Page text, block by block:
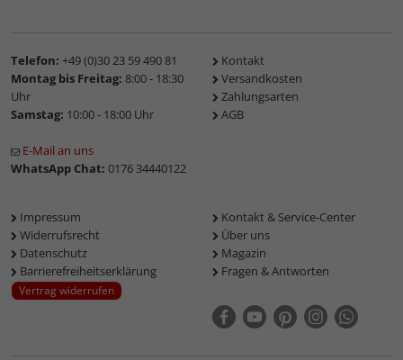
Telefon: +49 (0)30 23 59 490 81
Montag bis Freitag: 8:00 - 18:30
Uhr
Samstag: 10:00 - 18:00 Uhr
E-Mail an uns
WhatsApp Chat: 0176 34440122
Kontakt
Versandkosten
Zahlungsarten
AGB
Impressum
Widerrufsrecht
Datenschutz
Barrierefreiheitserklärung
Vertrag widerrufen
Kontakt & Service-Center
Über uns
Magazin
Fragen & Antworten